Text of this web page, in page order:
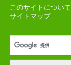
このサイトについて
サイトマップ